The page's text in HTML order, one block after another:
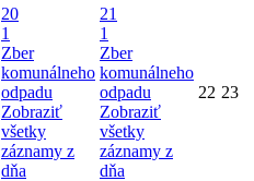
20
1
Zber
komunálneho
odpadu
Zobraziť
všetky
záznamy z
dňa
21
1
Zber
komunálneho
odpadu
Zobraziť
všetky
záznamy z
dňa
22 23